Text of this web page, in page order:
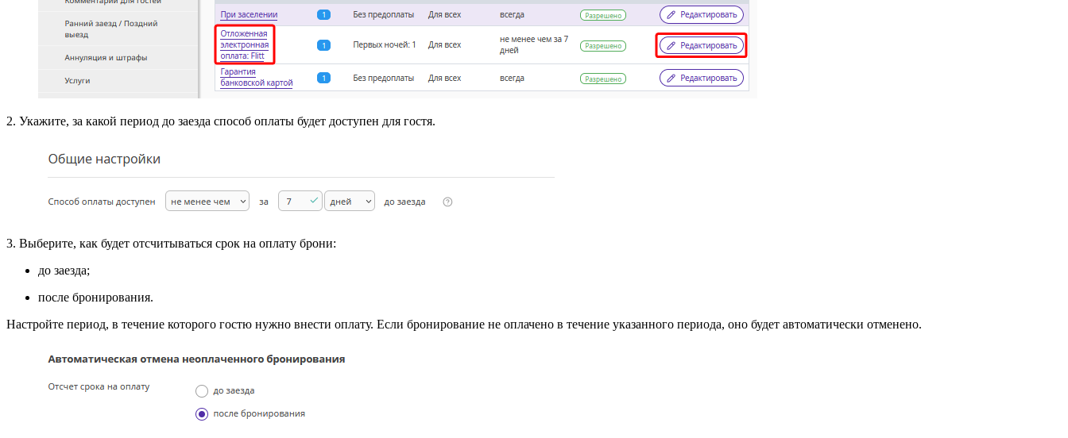
2. Укажите, за какой период до заезда способ оплаты будет доступен для гостя.
3. Выберите, как будет отсчитываться срок на оплату брони:
до заезда;
после бронирования.
Настройте период, в течение которого гостю нужно внести оплату. Если бронирование не оплачено в течение указанного периода, оно будет автоматически отменено.